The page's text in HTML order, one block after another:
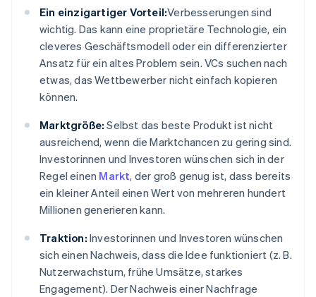
Ein einzigartiger Vorteil:Verbesserungen sind
wichtig. Das kann eine proprietäre Technologie, ein
cleveres Geschäftsmodell oder ein differenzierter
Ansatz für ein altes Problem sein. VCs suchen nach
etwas, das Wettbewerber nicht einfach kopieren
können.
Marktgröße: Selbst das beste Produkt ist nicht
ausreichend, wenn die Marktchancen zu gering sind.
Investorinnen und Investoren wünschen sich in der
Regel einen Markt, der groß genug ist, dass bereits
ein kleiner Anteil einen Wert von mehreren hundert
Millionen generieren kann.
Traktion: Investorinnen und Investoren wünschen
sich einen Nachweis, dass die Idee funktioniert (z. B.
Nutzerwachstum, frühe Umsätze, starkes
Engagement). Der Nachweis einer Nachfrage